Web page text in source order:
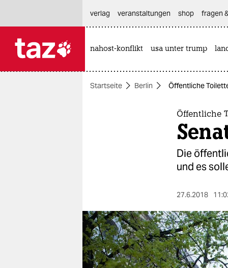
themen
berlin
nord
verlag
veranstaltungen shop fragen
nahost-konflikt usa unter trump
Startseite Berlin Öffentliche
Öffentliche
Die
und es
27.6.2018